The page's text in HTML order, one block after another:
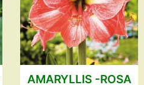
AMARYLLIS -ROSA